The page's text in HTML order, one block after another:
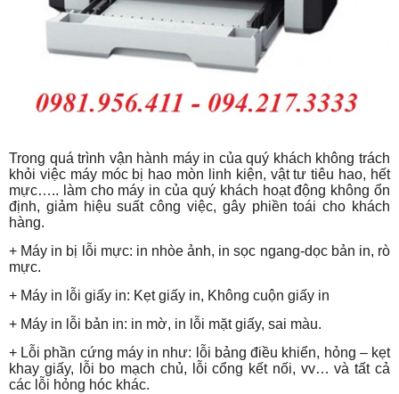
Trong quá trình vận hành máy in của quý khách không trách
khỏi việc máy móc bị hao mòn linh kiện, vật tư tiêu hao, hết
mực….. làm cho máy in của quý khách hoạt động không ổn
định, giảm hiệu suất công việc, gây phiền toái cho khách
hàng.
+ Máy in bị lỗi mực: in nhòe ảnh, in sọc ngang-dọc bản in, rò
mực.
+ Máy in lỗi giấy in: Kẹt giấy in, Không cuộn giấy in
+ Máy in lỗi bản in: in mờ, in lỗi mặt giấy, sai màu.
+ Lỗi phần cứng máy in như: lỗi bảng điều khiển, hỏng – kẹt
khay giấy, lỗi bo mạch chủ, lỗi cổng kết nối, vv… và tất cả
các lỗi hỏng hóc khác.